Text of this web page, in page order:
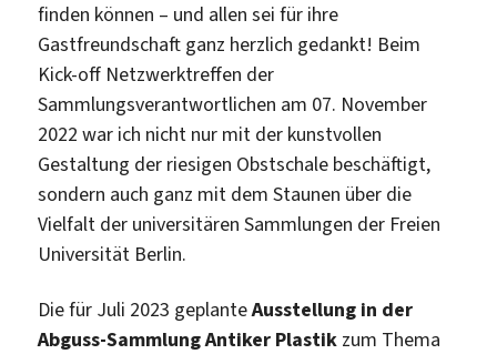
finden können – und allen sei für ihre
Gastfreundschaft ganz herzlich gedankt! Beim
Kick-off Netzwerktreffen der
Sammlungsverantwortlichen am 07. November
2022 war ich nicht nur mit der kunstvollen
Gestaltung der riesigen Obstschale beschäftigt,
sondern auch ganz mit dem Staunen über die
Vielfalt der universitären Sammlungen der Freien
Universität Berlin.
Die für Juli 2023 geplanteAusstellung in der
Abguss-Sammlung Antiker Plastik zum Thema